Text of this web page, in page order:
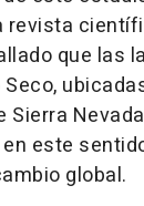
revista
que las
Sierra
este
global.